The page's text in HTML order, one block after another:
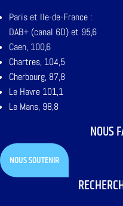
Paris et Ile-de-France :
DAB+ (canal 6D) et 95,6
Caen, 100,6
Chartres, 104,5
Cherbourg, 87,8
Le Havre 101,1
Le Mans, 98,8
NOUS
NOUS SOUTENIR